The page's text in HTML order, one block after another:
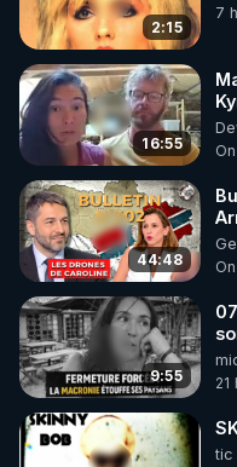
2:15
7
16:55
44:48
9:55
21
tic